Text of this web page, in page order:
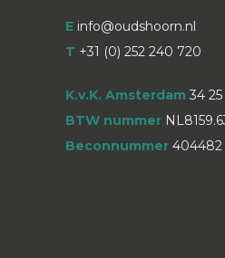
E info@oudshoorn.nl
T +31 (0) 252 240 720
K.v.K. Amsterdam 34
BTW nummer
Beconnummer 404482